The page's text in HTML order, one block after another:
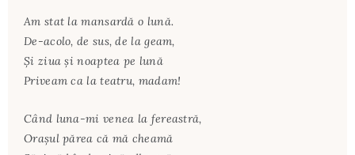
Am stat la mansardă o lună.
De-acolo, de sus, de la geam,
Şi ziua şi noaptea pe lună
Priveam ca la teatru, madam!
Când luna-mi venea la fereastră,
Oraşul părea că mă cheamă